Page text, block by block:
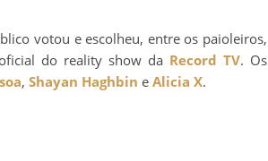
votou e escolheu, entre os paioleiros,
do reality show da Record TV. Os
, Shayan Haghbin e Alicia X.